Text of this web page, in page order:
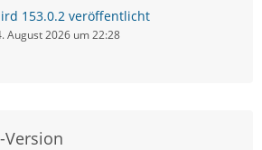
153.0.2 veröffentlicht
August 2026 um 22:28
Version